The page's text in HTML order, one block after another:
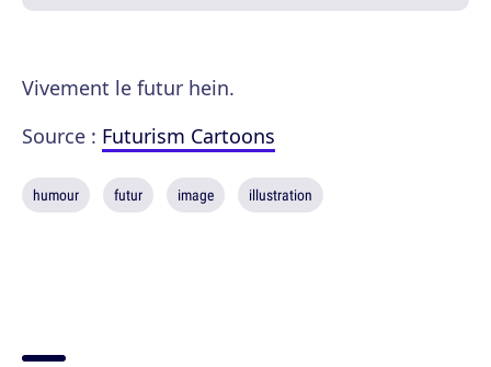
Vivement le futur hein.
Source : Futurism Cartoons
humour futur image illustration